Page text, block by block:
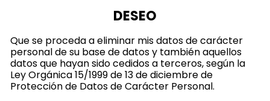
DESEO
Que se proceda a eliminar mis datos de carácter
personal de su base de datos y también aquellos
datos que hayan sido cedidos a terceros, según la
Ley Orgánica 15/1999 de 13 de diciembre de
Protección de Datos de Carácter Personal.